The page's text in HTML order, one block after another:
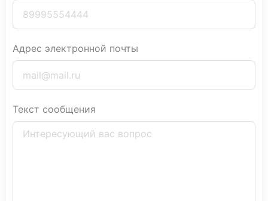
Адрес электронной почты
Текст сообщения